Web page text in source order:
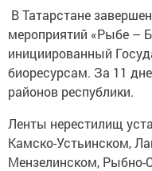
В Татарстане
мероприятий «Рыбе –
инициированный
биоресурсам. За 11
районов республики.
Ленты нерестилищ
Камско-Устьинском,
Мензелинском, Рыбно-